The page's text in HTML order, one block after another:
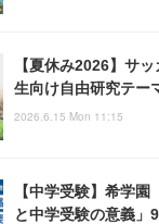
【夏休み2026】サ
生向け自由研究テー
2026.6.15 Mon 11:15
【中学受験】希学
と中学受験の意義」